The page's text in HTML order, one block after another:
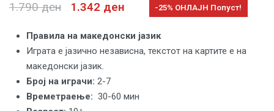
1.790ден 1.342 ден -25% ОНЛАЈН Попуст!
Правила на македонски јазик
Играта е јазично независна, текстот на картите е на
македонски јазик.
Број на играчи: 2-7
Времетраење: 30-60 мин